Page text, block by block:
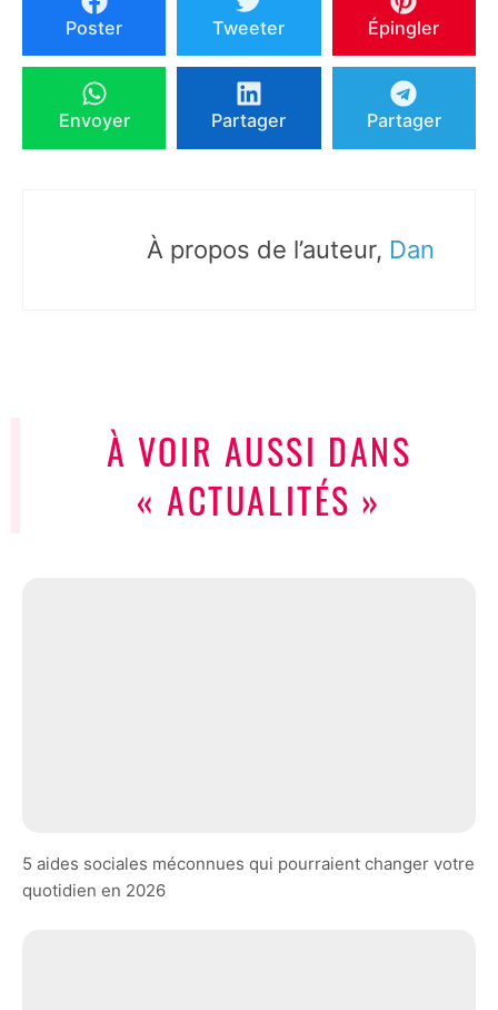
Poster Tweeter Épingler
Envoyer Partager Partager
À propos de l’auteur, Dan
À VOIR AUSSI DANS
« ACTUALITÉS »
5 aides sociales méconnues qui pourraient changer votre
quotidien en 2026